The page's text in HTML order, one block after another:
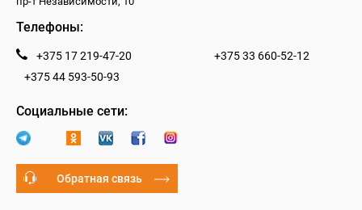
Телефоны:
+375 17 219-47-20
+375 33 660-52-12
+375 44 593-50-93
Социальные сети:
Обратная связь